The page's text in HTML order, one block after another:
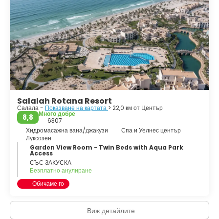
Salalah Rotana Resort
Салала - Показване на картата > 22,0 км от Център
8,8
Много добре
6307
Хидромасажна вана/джакузи
Спа и Уелнес център
Луксозен
Garden View Room - Twin Beds with Aqua Park
Access
СЪС ЗАКУСКА
Безплатно анулиране
Обичаме го
Виж детайлите